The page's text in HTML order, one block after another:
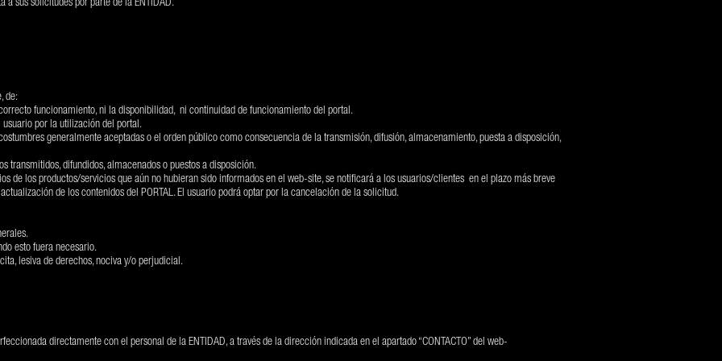
a sus solicitudes por parte de la ENTIDAD.
de:
funcionamiento, ni la disponibilidad, ni continuidad de funcionamiento del portal.
usuario por la utilización del portal.
generalmente aceptadas o el orden público como consecuencia de la transmisión, difusión, almacenamiento, puesta a disposición,
transmitidos, difundidos, almacenados o puestos a disposición.
de los productos/servicios que aún no hubieran sido informados en el web-site, se notificará a los usuarios/clientes en el plazo más breve
de los contenidos del PORTAL. El usuario podrá optar por la cancelación de la solicitud.
esto fuera necesario.
lesiva de derechos, nociva y/o perjudicial.
directamente con el personal de la ENTIDAD, a través de la dirección indicada en el apartado “CONTACTO” del web-